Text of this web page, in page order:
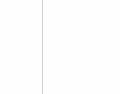
זה שלי"